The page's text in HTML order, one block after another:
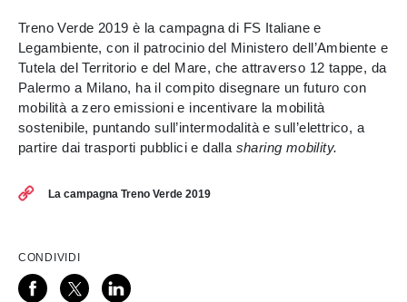
Treno Verde 2019 è la campagna di FS Italiane e
Legambiente, con il patrocinio del Ministero dell’Ambiente e
Tutela del Territorio e del Mare, che attraverso 12 tappe, da
Palermo a Milano, ha il compito disegnare un futuro con
mobilità a zero emissioni e incentivare la mobilità
sostenibile, puntando sull’intermodalità e sull’elettrico, a
partire dai trasporti pubblici e dalla sharing mobility.
La campagna Treno Verde 2019
CONDIVIDI